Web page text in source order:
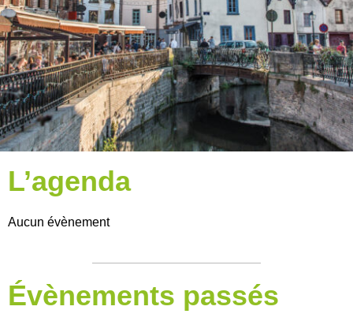
L’agenda
Aucun évènement
Évènements passés